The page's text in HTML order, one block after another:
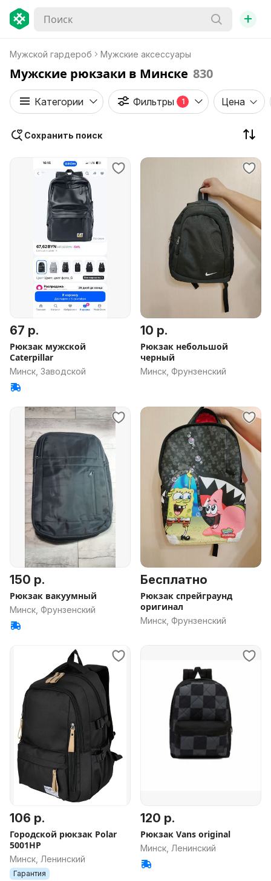
+
Мужской гардероб Мужские аксессуары
Мужские рюкзаки в Минске 830
Категории Фильтры 1 Цена
Сохранить поиск
67 р.
Рюкзак мужской
Caterpillar
Минск, Заводской
10 р.
Рюкзак небольшой
черный
Минск, Фрунзенский
150 р.
Рюкзак вакуумный
Минск, Фрунзенский
Бесплатно
Рюкзак спрейграунд
оригинал
Минск, Фрунзенский
106 р.
Городской рюкзак Polar
5001НР
Минск, Ленинский
Гарантия
120 р.
Рюкзак Vans original
Минск, Ленинский